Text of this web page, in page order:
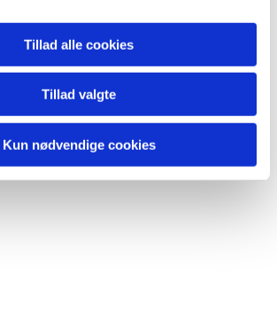
Tillad alle cookies
Tillad valgte
Kun nødvendige cookies
stemningsfuld gudstjeneste, som
også indeholder
særlig musik.